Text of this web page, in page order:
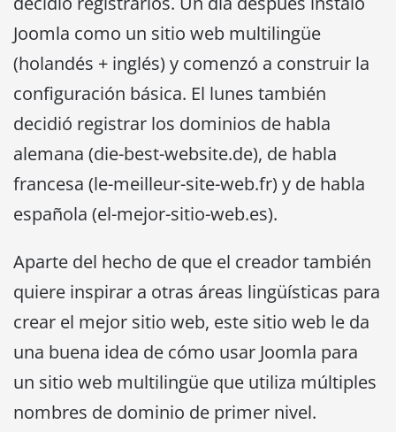
Joomla como un sitio web multilingüe
(holandés + inglés) y comenzó a construir la
configuración básica. El lunes también
decidió registrar los dominios de habla
alemana (die-best-website.de), de habla
francesa (le-meilleur-site-web.fr) y de habla
española (el-mejor-sitio-web.es).
Aparte del hecho de que el creador también
quiere inspirar a otras áreas lingüísticas para
crear el mejor sitio web, este sitio web le da
una buena idea de cómo usar Joomla para
un sitio web multilingüe que utiliza múltiples
nombres de dominio de primer nivel.